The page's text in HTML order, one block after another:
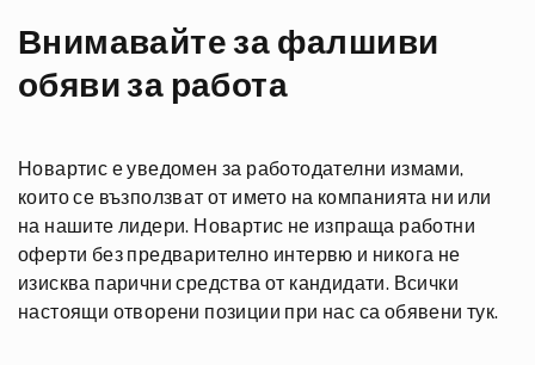
Внимавайте за фалшиви
обяви за работа
Новартис е уведомен за работодателни измами,
които се възползват от името на компанията ни или
на нашите лидери. Новартис не изпраща работни
оферти без предварително интервю и никога не
изисква парични средства от кандидати. Всички
настоящи отворени позиции при нас са обявени тук.